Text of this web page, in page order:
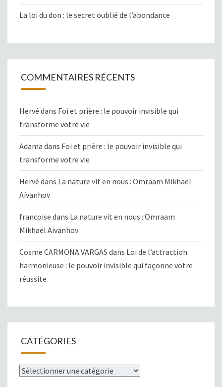
La loi du don : le secret oublié de l’abondance
COMMENTAIRES RÉCENTS
Hervé dans Foi et prière : le pouvoir invisible qui
transforme votre vie
Adama dans Foi et prière : le pouvoir invisible qui
transforme votre vie
Hervé dans La nature vit en nous : Omraam Mikhaël
Aïvanhov
francoise dans La nature vit en nous : Omraam
Mikhaël Aïvanhov
Cosme CARMONA VARGAS dans Loi de l’attraction
harmonieuse : le pouvoir invisible qui façonne votre
réussite
CATÉGORIES
Catégories